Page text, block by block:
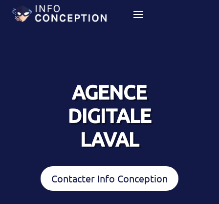
AGENCE
DIGITALE
LAVAL
Contacter Info Conception